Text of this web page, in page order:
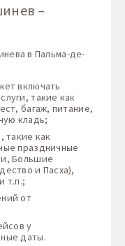
–
в Пальма-де-
включать
такие как
багаж, питание,
кладь;
такие как
праздничные
Большие
и Пасха),
т.п.;
от
у
даты.